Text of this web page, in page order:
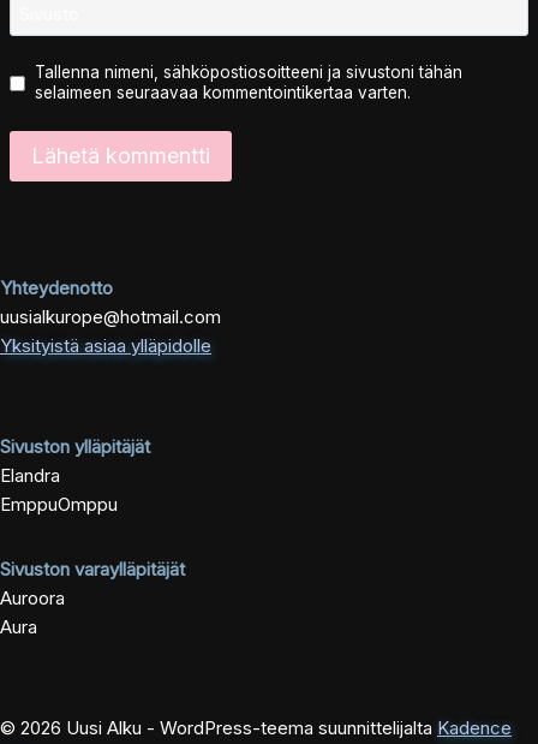
Tallenna nimeni, sähköpostiosoitteeni ja sivustoni tähän
selaimeen seuraavaa kommentointikertaa varten.
Yhteydenotto
uusialkurope@hotmail.com
Yksityistä asiaa ylläpidolle
Sivuston ylläpitäjät
Elandra
EmppuOmppu
Sivuston varaylläpitäjät
Auroora
Aura
© 2026 Uusi Alku - WordPress-teema suunnittelijalta Kadence